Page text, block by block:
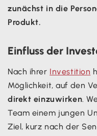
zunächst in die
Produkt.
Einfluss der
Nach ihrer Investition
Möglichkeit, auf den
direkt einzuwirken.
Team einem jungen
Ziel, kurz nach der